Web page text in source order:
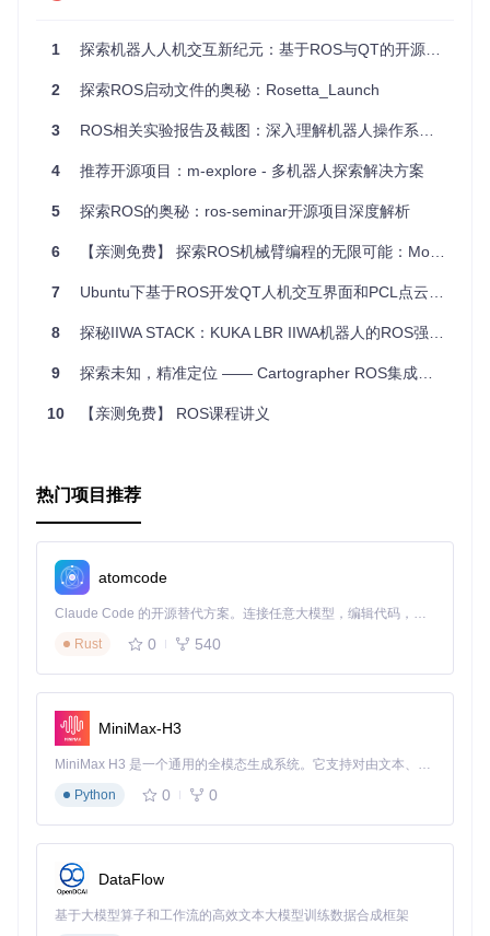
教程适用于ROS开发人员、机器人工程师以及对机器人建模感
设定机器人的关节行为，使其能在仿真环境中自由移动。
使用Gazebo进行详细的机器人行为仿真。
项目特点
读者。
念。
置，无所不包。
1 探索机器人人机交互新纪元：基于ROS与QT的开源项目推荐
2 探索ROS启动文件的奥秘：Rosetta_Launch
3 ROS相关实验报告及截图：深入理解机器人操作系统的实用工具
4 推荐开源项目：m-explore - 多机器人探索解决方案
5 探索ROS的奥秘：ros-seminar开源项目深度解析
6 【亲测免费】 探索ROS机械臂编程的无限可能：MoveIt与视觉应用的完美结合
7 Ubuntu下基于ROS开发QT人机交互界面和PCL点云处理软件
8 探秘IIWA STACK：KUKA LBR IIWA机器人的ROS强大工具包
9 探索未知，精准定位 —— Cartographer ROS集成项目深度揭秘
10 【亲测免费】 ROS课程讲义
热门项目推荐
atomcode
Claude Code 的开源替代方案。连接任意大模型，编辑代码，运行命令，自动验证 — 全自动执行。用 Rust 构建，极致性能。 ｜ An open-source alternative to Claude Code. Connect any LLM, edit code, run commands, and verify changes — autonomously. Built in Rust for speed. Get Started
Rust
0 540
MiniMax-H3
MiniMax H3 是一个通用的全模态生成系统。它支持对由文本、图像、视频和音频组成的多模态上下文进行统一理解，并能生成分辨率高达 2K、时长可达 15 秒的带原生立体声音频的视频。得益于面向任务泛化的系统设计，H3 在预训练阶段就已具备广泛的多模态上下文理解与生成能力，能够出色地执行复杂的多模态指令。
Python
0 0
DataFlow
基于大模型算子和工作流的高效文本大模型训练数据合成框架